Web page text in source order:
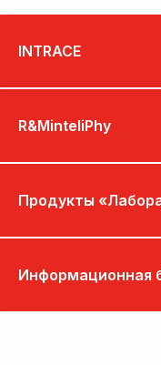
INTRACE
R&MinteliPhy
Продукты
Информационная